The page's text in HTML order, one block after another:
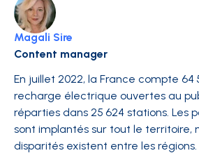
Magali Sire
Content manager
En juillet 2022, la France compte 64
recharge électrique ouvertes au
réparties dans 25 624 stations. Les
sont implantés sur tout le territoire,
disparités existent entre les